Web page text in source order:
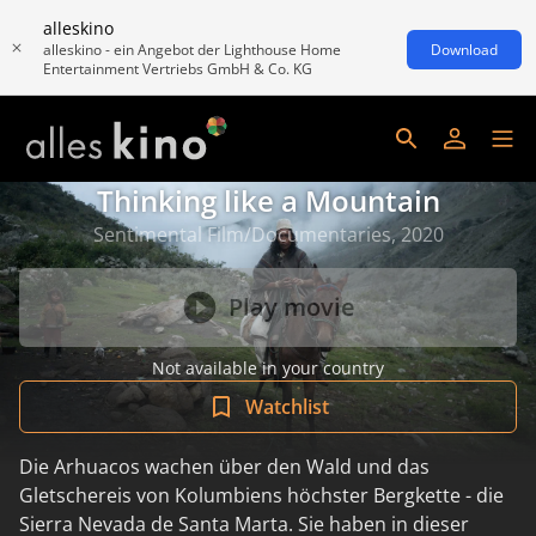
alleskino
alleskino - ein Angebot der Lighthouse Home
Entertainment Vertriebs GmbH & Co. KG
Download
Thinking like a Mountain
Sentimental Film/Documentaries, 2020
Play movie
Not available in your country
Watchlist
Die Arhuacos wachen über den Wald und das
Gletschereis von Kolumbiens höchster Bergkette - die
Sierra Nevada de Santa Marta. Sie haben in dieser